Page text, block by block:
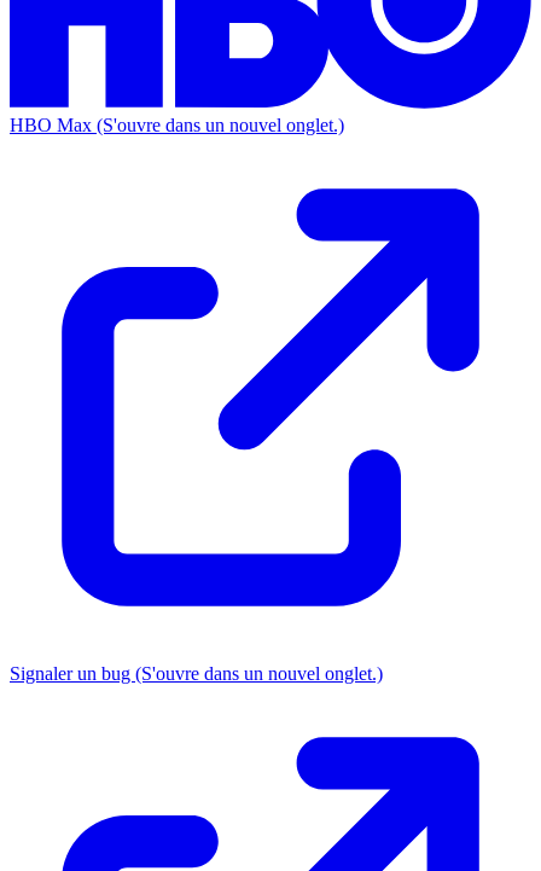
HBO Max (S'ouvre dans un nouvel onglet.)
Signaler un bug (S'ouvre dans un nouvel onglet.)